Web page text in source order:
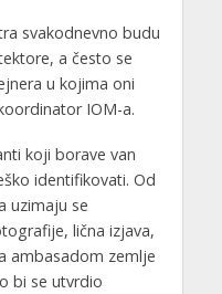
svakodnevno budu
a često se
u kojima oni
IOM-a.
koji borave van
identifikovati. Od
uzimaju se
lična izjava,
ambasadom zemlje
bi se utvrdio